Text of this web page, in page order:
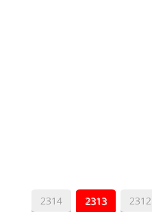
2312
2313
2314